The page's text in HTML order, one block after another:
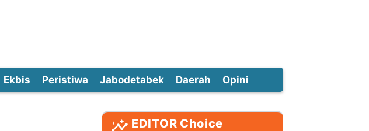
Ekbis Peristiwa Jabodetabek Daerah Opini
EDITOR Choice